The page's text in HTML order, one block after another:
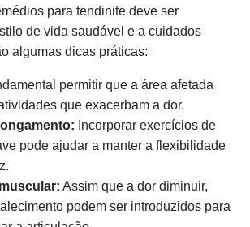
para tendinite deve ser
de vida saudável e a cuidados
algumas dicas práticas:
permitir que a área afetada
que exacerbam a dor.
Incorporar exercícios de
pode ajudar a manter a flexibilidade
Assim que a dor diminuir,
podem ser introduzidos para